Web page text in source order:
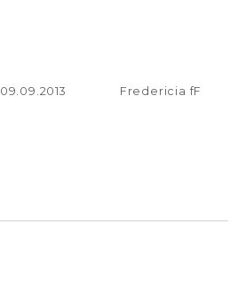
09.09.2013 Fredericia fF